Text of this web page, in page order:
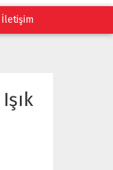
İletişim